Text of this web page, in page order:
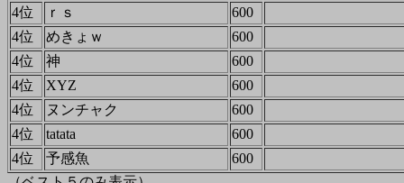
4位
ｒｓ
600
4位
めきょｗ
600
4位
神
600
4位
XYZ
600
4位
ヌンチャク
600
4位
tatata
600
4位
予感魚
600